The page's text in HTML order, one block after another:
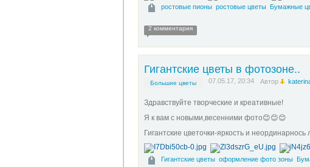
ростовые пионы ростовые цветы Бумажные
2 комментария
Гигантские цветы в фотозоне..
Большие цветы 07.05.17, 20:34 Автор
Здравствуйте творческие и креативные!
Я к вам с новыми,весенними фото😊😊😊
Гигантские цветочки-яркость и
Гигантские цветы оформление фото зоны